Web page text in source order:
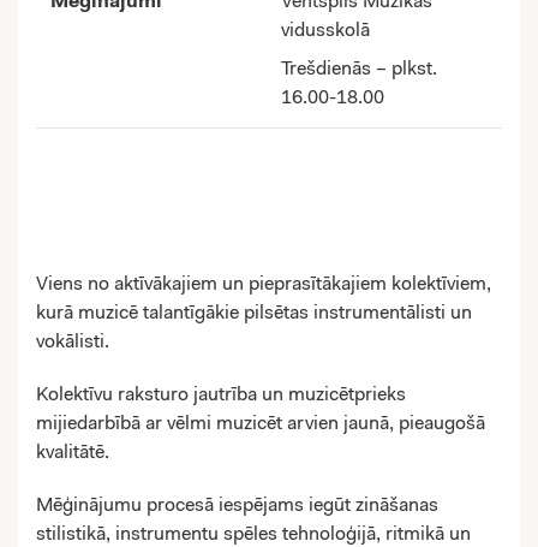
vidusskolā
Trešdienās – plkst.
16.00-18.00
Viens no aktīvākajiem un pieprasītākajiem kolektīviem,
kurā muzicē talantīgākie pilsētas instrumentālisti un
vokālisti.
Kolektīvu raksturo jautrība un muzicētprieks
mijiedarbībā ar vēlmi muzicēt arvien jaunā, pieaugošā
kvalitātē.
Mēģinājumu procesā iespējams iegūt zināšanas
stilistikā, instrumentu spēles tehnoloģijā, ritmikā un